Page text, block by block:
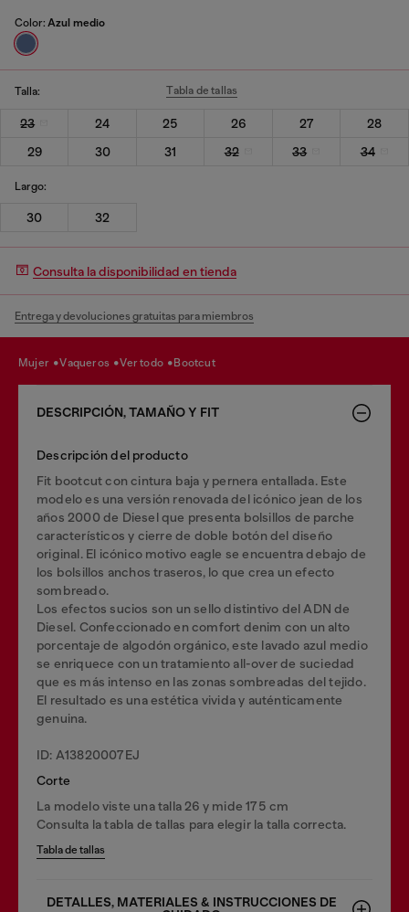
Color: Azul medio
Talla: Tabla de tallas
23 24 25 26 27
28
29
30 31 32 33 34
Largo:
30 32
Consulta la disponibilidad en tienda
Entrega y devoluciones gratuitas para miembros
mujer vaqueros ver todo bootcut
DESCRIPCIÓN, TAMAÑO Y FIT
Descripción del producto
Fit bootcut con cintura baja y pernera entallada. Este
modelo es una versión renovada del icónico jean de los
años 2000 de Diesel que presenta bolsillos de parche
característicos y cierre de doble botón del diseño
original. El icónico motivo eagle se encuentra debajo de
los bolsillos anchos traseros, lo que crea un efecto
sombreado.
Los efectos sucios son un sello distintivo del ADN de
Diesel. Confeccionado en comfort denim con un alto
porcentaje de algodón orgánico, este lavado azul medio
se enriquece con un tratamiento all-over de suciedad
que es más intenso en las zonas sombreadas del tejido.
El resultado es una estética vivida y auténticamente
genuina.
ID: A13820007EJ
Corte
La modelo viste una talla 26 y mide 175 cm
Consulta la tabla de tallas para elegir la talla correcta.
Tabla de tallas
DETALLES, MATERIALES & INSTRUCCIONES DE